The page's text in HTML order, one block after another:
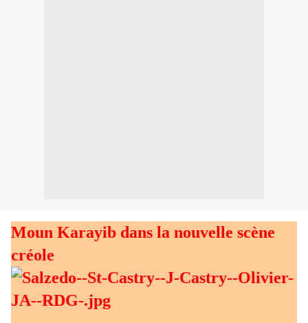
Moun Karayib dans la nouvelle scène
créole